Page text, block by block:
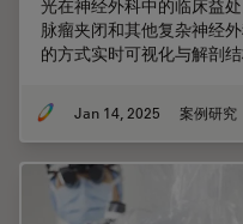
光在神经外科中的临床益
脉瘤夹闭和其他复杂神经
的方式实时可视化与解剖结
Jan 14, 2025 案例研究